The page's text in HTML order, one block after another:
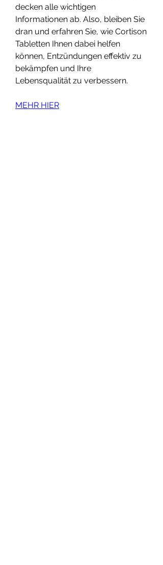
decken alle wichtigen
Informationen ab. Also, bleiben Sie
dran und erfahren Sie, wie Cortison
Tabletten Ihnen dabei helfen
können, Entzündungen effektiv zu
bekämpfen und Ihre
Lebensqualität zu verbessern.
MEHR HIER